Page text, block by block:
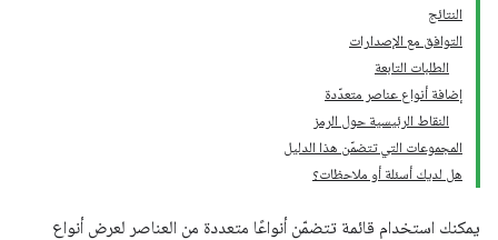
النتائج
التوافق مع الإصدارات
الطلبات التابعة
إضافة أنواع عناصر متعدّدة
النقاط الرئيسية حول الرمز
المجموعات التي تتضمّن هذا الدليل
هل لديك أسئلة أو ملاحظات؟
يمكنك استخدام قائمة تتضمّن أنواعًا متعددة من العناصر لعرض أنواع